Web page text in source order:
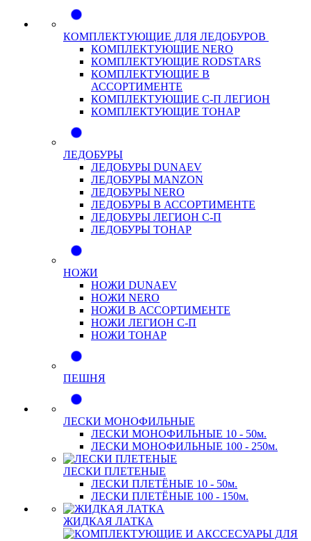
КОМПЛЕКТУЮЩИЕ ДЛЯ ЛЕДОБУРОВ
КОМПЛЕКТУЮЩИЕ NERO
КОМПЛЕКТУЮЩИЕ RODSTARS
КОМПЛЕКТУЮЩИЕ В
АССОРТИМЕНТЕ
КОМПЛЕКТУЮЩИЕ С-П ЛЕГИОН
КОМПЛЕКТУЮЩИЕ ТОНАР
ЛЕДОБУРЫ
ЛЕДОБУРЫ DUNAEV
ЛЕДОБУРЫ MANZON
ЛЕДОБУРЫ NERO
ЛЕДОБУРЫ В АССОРТИМЕНТЕ
ЛЕДОБУРЫ ЛЕГИОН С-П
ЛЕДОБУРЫ ТОНАР
НОЖИ
НОЖИ DUNAEV
НОЖИ NERO
НОЖИ В АССОРТИМЕНТЕ
НОЖИ ЛЕГИОН С-П
НОЖИ ТОНАР
ПЕШНЯ
ЛЕСКИ МОНОФИЛЬНЫЕ
ЛЕСКИ МОНОФИЛЬНЫЕ 10 - 50м.
ЛЕСКИ МОНОФИЛЬНЫЕ 100 - 250м.
ЛЕСКИ ПЛЕТЕНЫЕ
ЛЕСКИ ПЛЕТЁНЫЕ 10 - 50м.
ЛЕСКИ ПЛЕТЁНЫЕ 100 - 150м.
ЖИДКАЯ ЛАТКА